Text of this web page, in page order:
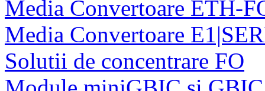
Media Convertoare ETH-
Media Convertoare
Solutii de concentrare FO